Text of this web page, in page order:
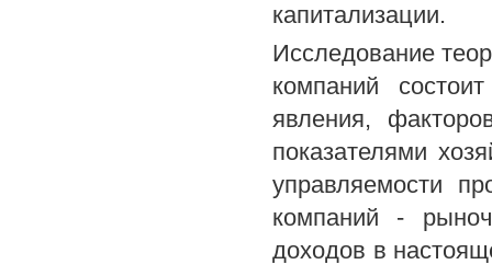
капитализации.
Исследование
компаний
явления,
показателями
управляемости
компаний -
доходов в